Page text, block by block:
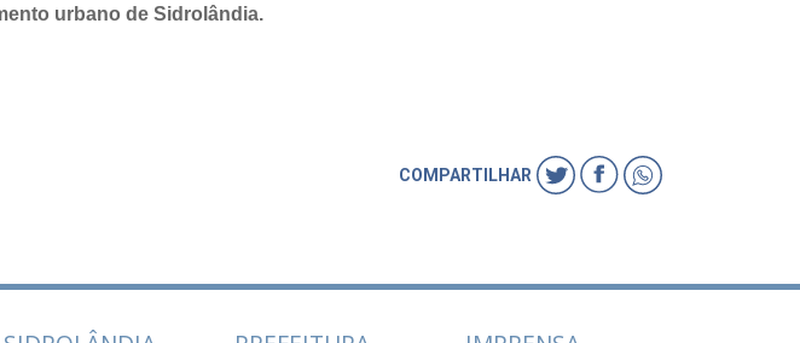
urbano de Sidrolândia.
COMPARTILHAR